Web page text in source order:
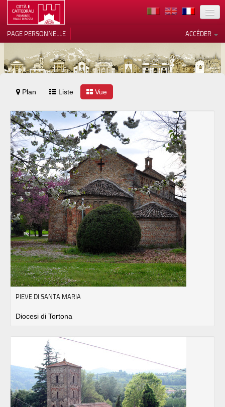
TERRITOIRE
ARCHITECTURE
MUSÉES
ITINÉRAIRES
EVÉNEMENTS
ACCUEIL
BÉNÉVOLES
CONTACTS
PRESS
ACCÉDER
PAGE PERSONNELLE
Plan Liste Vue
PIEVE DI SANTA MARIA
Diocesi di Tortona
Notification lors de la collecte
Vos choix en matière de
confidentialité